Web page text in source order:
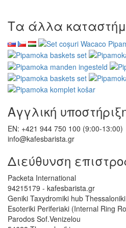
Τα άλλα
Αγγλική
EN: +421 944 750 100 (9:00-13:00)
info@kafesbarista.gr
Διεύθυνση
Packeta International
94215179 - kafesbarista.gr
Geniki Taxydromiki hub Thessaloniki
Esoteriki Periferiaki (Internal Ring
Parodos Sof.Venizelou